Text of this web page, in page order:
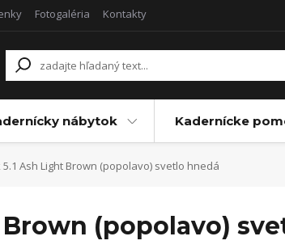
Fotogaléria Kontakty
nábytok Kadernícke
5.1 Ash Light Brown (popolavo) svetlo hnedá
(popolavo)